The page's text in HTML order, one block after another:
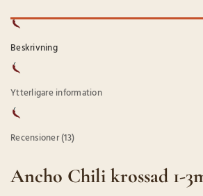
Beskrivning
Ytterligare information
Recensioner (13)
Ancho Chili krossad 1-